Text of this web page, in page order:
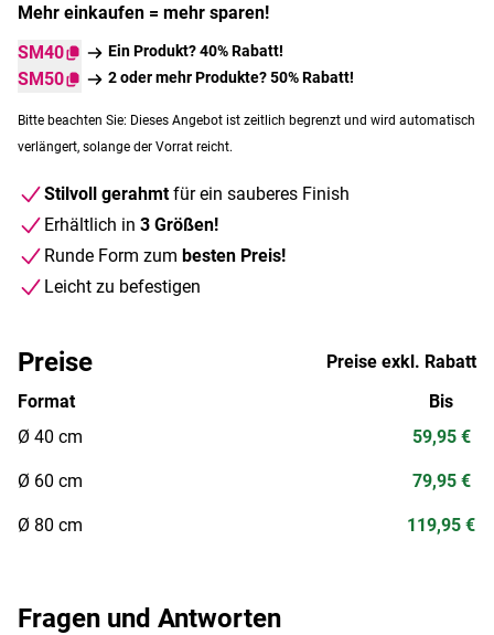
Mehr einkaufen = mehr sparen!
SM40
Ein Produkt? 40% Rabatt!
SM50 2 oder mehr Produkte? 50% Rabatt!
Bitte beachten Sie: Dieses Angebot ist zeitlich begrenzt und wird automatisch
verlängert, solange der Vorrat reicht.
Stilvoll gerahmtfür ein sauberes Finish
Erhältlich in 3 Größen!
Runde Form zum besten Preis!
Leicht zu befestigen
Fragen und Antworten
Preise
Preise exkl. Rabatt
Format
Ø 40 cm
Ø 60 cm
Ø 80 cm
Bis
59,95 €
79,95 €
119,95 €